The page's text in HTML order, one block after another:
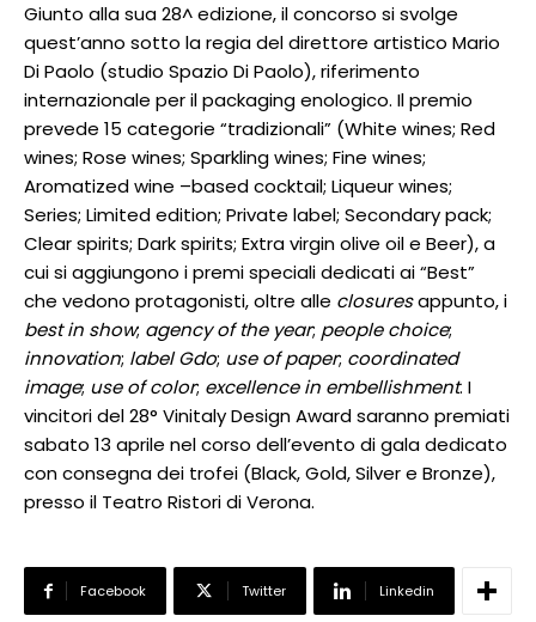
Giunto alla sua 28^ edizione, il concorso si svolge
quest’anno sotto la regia del direttore artistico Mario
Di Paolo (studio Spazio Di Paolo), riferimento
internazionale per il packaging enologico. Il premio
prevede 15 categorie “tradizionali” (White wines; Red
wines; Rose wines; Sparkling wines; Fine wines;
Aromatized wine –based cocktail; Liqueur wines;
Series; Limited edition; Private label; Secondary pack;
Clear spirits; Dark spirits; Extra virgin olive oil e Beer), a
cui si aggiungono i premi speciali dedicati ai “Best”
che vedono protagonisti, oltre alle closuresappunto, i
best in show; agency of the year; people choice;
innovation; label Gdo; use of paper; coordinated
image; use of color; excellence in embellishment. I
vincitori del 28° Vinitaly Design Award saranno premiati
sabato 13 aprile nel corso dell’evento di gala dedicato
con consegna dei trofei (Black, Gold, Silver e Bronze),
presso il Teatro Ristori di Verona.
Facebook Twitter Linkedin